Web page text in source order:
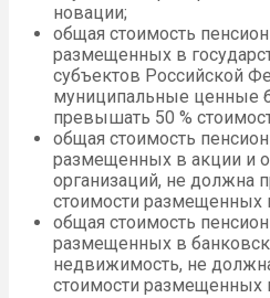
новации;
общая стоимость
размещенных в
субъектов Российской
муниципальные ценные
превышать 50 %
общая стоимость
размещенных в акции и
организаций, не должна
стоимости размещенных
общая стоимость
размещенных в
недвижимость, не
стоимости размещенных